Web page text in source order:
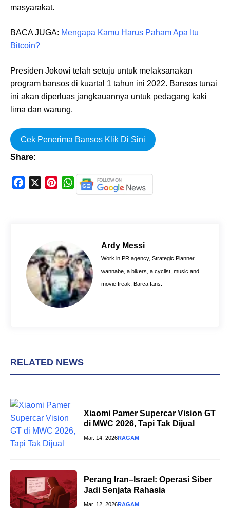
masyarakat.
BACA JUGA: Mengapa Kamu Harus Paham Apa Itu
Bitcoin?
Presiden Jokowi telah setuju untuk melaksanakan
program bansos di kuartal 1 tahun ini 2022. Bansos tunai
ini akan diperluas jangkauannya untuk pedagang kaki
lima dan warung.
Cek Penerima Bansos Klik Di Sini
Share:
k
r
e
s
W
h
p
p
Ardy Messi
Work in PR agency, Strategic Planner
wannabe, a bikers, a cyclist, music and
movie freak, Barca fans.
RELATED NEWS
Xiaomi Pamer Supercar Vision GT
di MWC 2026, Tapi Tak Dijual
Mar. 14, 2026RAGAM
Perang Iran–Israel: Operasi Siber
Jadi Senjata Rahasia
Mar. 12, 2026RAGAM